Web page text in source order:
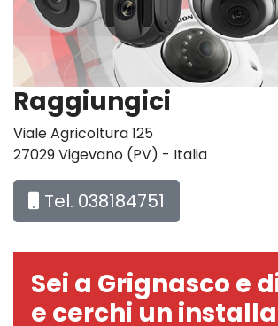
Raggiungici
Viale Agricoltura 125
27029 Vigevano (PV) - Italia
Tel. 038184751
Sei a Grignasco e
e cerchi un